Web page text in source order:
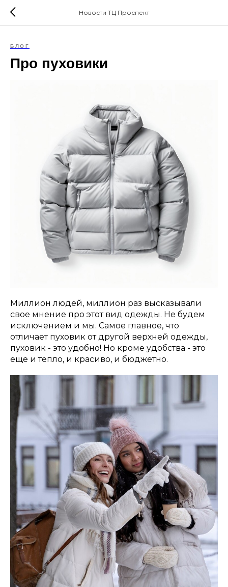
Новости ТЦ Проспект
БЛОГ
Про пуховики
Миллион людей, миллион раз высказывали
свое мнение про этот вид одежды. Не будем
исключением и мы. Самое главное, что
отличает пуховик от другой верхней одежды,
пуховик - это удобно! Но кроме удобства - это
еще и тепло, и красиво, и бюджетно.